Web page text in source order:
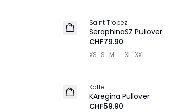
NEU
Saint Tropez
SeraphinaSZ Pullover
CHF79.90
XS S M L XL XXL
NEU
Kaffe
KAregina Pullover
CHF59.90